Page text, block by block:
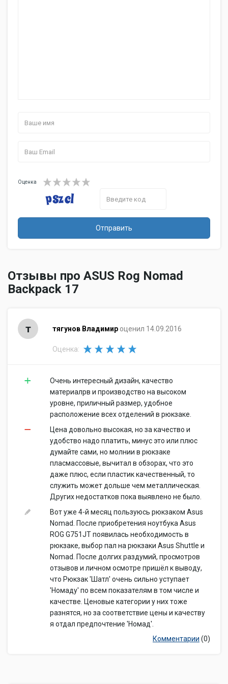
Оценка
Отправить
Отзывы про ASUS Rog Nomad
Backpack 17
т тягунов Владимир оценил 14.09.2016
Оценка:
Очень интересный дизайн, качество
материалрв и производство на высоком
уровне, приличный размер, удобное
расположение всех отделений в рюкзаке.
Цена довольно высокая, но за качество и
удобство надо платить, минус это или плюс
думайте сами, но молнии в рюкзаке
пласмассовые, вычитал в обзорах, что это
даже плюс, если пластик качественный, то
служить может дольше чем металлическая.
Других недостатков пока выявлено не было.
Вот уже 4-й месяц пользуюсь рюкзаком Asus
Nomad. После приобретения ноутбука Asus
ROG G751JT появилась необходимость в
рюкзаке, выбор пал на рюкзаки Asus Shuttle и
Nomad. После долгих раздумий, просмотров
отзывов и личном осмотре пришёл к выводу,
что Рюкзак 'Шатл' очень сильно уступает
'Номаду' по всем показателям в том числе и
качестве. Ценовые категории у них тоже
разнятся, но за соответствие цены и качеству
я отдал предпочтение 'Номад'.
Комментарии (0)